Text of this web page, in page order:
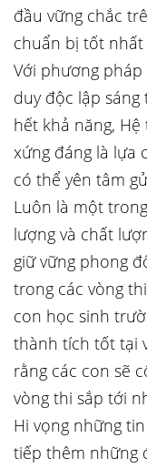
đầu vững chắc
chuẩn bị tốt
Với phương
duy độc lập
hết khả năng,
xứng đáng là lựa
có thể yên tâm
Luôn là một
lượng và chất
giữ vững phong
trong các vòng
con học sinh
thành tích tốt tại
rằng các con sẽ
vòng thi sắp tới
Hi vọng những
tiếp thêm những